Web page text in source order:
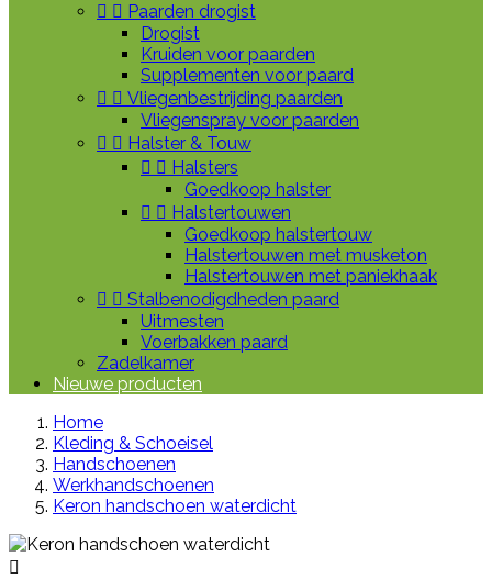
  Paarden drogist
Drogist
Kruiden voor paarden
Supplementen voor paard
  Vliegenbestrijding paarden
Vliegenspray voor paarden
  Halster & Touw
  Halsters
Goedkoop halster
  Halstertouwen
Goedkoop halstertouw
Halstertouwen met musketon
Halstertouwen met paniekhaak
  Stalbenodigdheden paard
Uitmesten
Voerbakken paard
Zadelkamer
Nieuwe producten
Home
Kleding & Schoeisel
Handschoenen
Werkhandschoenen
Keron handschoen waterdicht
